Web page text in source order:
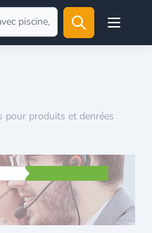
Open
pour produits et denrées